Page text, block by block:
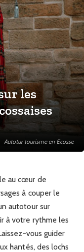
Autotur tourisme en Ecosse
les
au cœur de
à couper le
autotour sur
à votre rythme les
vous guider
hantés, des lochs